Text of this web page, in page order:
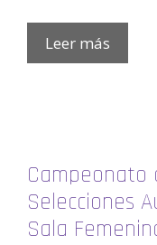
Leer más
Campeonato
Selecciones
Sala